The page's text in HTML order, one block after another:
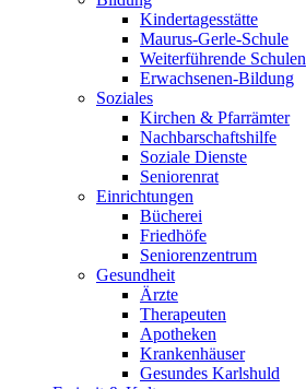
Kindertagesstätte
Maurus-Gerle-Schule
Weiterführende Schulen
Erwachsenen-Bildung
Soziales
Kirchen & Pfarrämter
Nachbarschaftshilfe
Soziale Dienste
Seniorenrat
Einrichtungen
Bücherei
Friedhöfe
Seniorenzentrum
Gesundheit
Ärzte
Therapeuten
Apotheken
Krankenhäuser
Gesundes Karlshuld